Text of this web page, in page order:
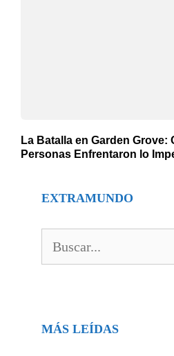
La Batalla en Garden Grove:
Personas Enfrentaron lo
EXTRAMUNDO
MÁS LEÍDAS